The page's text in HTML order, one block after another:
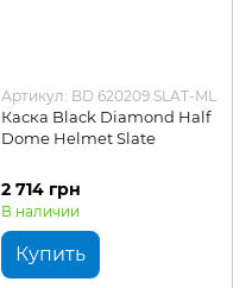
Артикул: BD 620209.SLAT-ML
Каска Black Diamond Half
Dome Helmet Slate
2 714 грн
В наличии
Купить